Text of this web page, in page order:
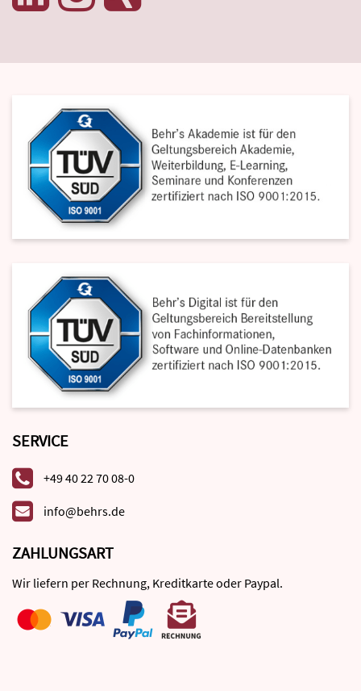
SERVICE
+49 40 22 70 08-0
info@behrs.de
ZAHLUNGSART
Wir liefern per Rechnung, Kreditkarte oder Paypal.